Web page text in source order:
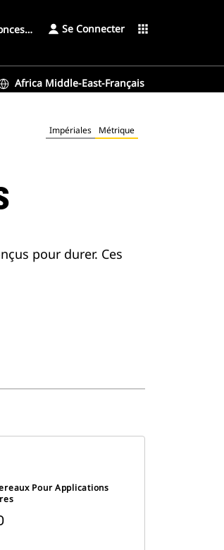
Se Connecter apps
Africa Middle-East-Français
Impériales Métrique
pour durer. Ces
Pour Applications